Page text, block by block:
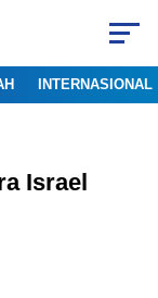
INTERNASIONAL
Israel